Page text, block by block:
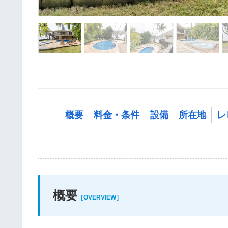
概要 料金・条件 設備 所在地
概要 ［OVERVIEW］